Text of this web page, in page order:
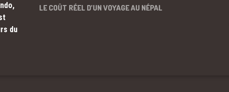
du
LE COÛT RÉEL D’UN VOYAGE AU NÉPAL